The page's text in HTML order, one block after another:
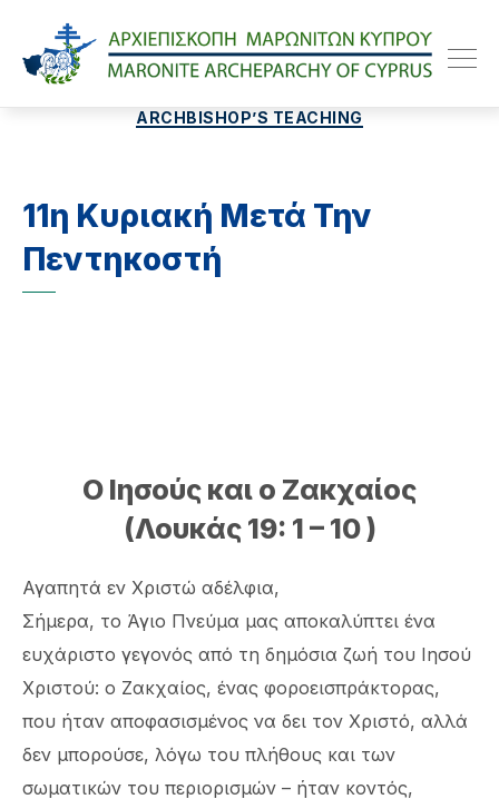
Categories
ARCHBISHOP’S TEACHING
11η Κυριακή Μετά Την
Πεντηκοστή
Ο Ιησούς και ο Ζακχαίος
(Λουκάς 19: 1 – 10 )
Αγαπητά εν Χριστώ αδέλφια,
Σήμερα, το Άγιο Πνεύμα μας αποκαλύπτει ένα
ευχάριστο γεγονός από τη δημόσια ζωή του Ιησού
Χριστού: ο Ζακχαίος, ένας φοροεισπράκτορας,
που ήταν αποφασισμένος να δει τον Χριστό, αλλά
δεν μπορούσε, λόγω του πλήθους και των
σωματικών του περιορισμών – ήταν κοντός,